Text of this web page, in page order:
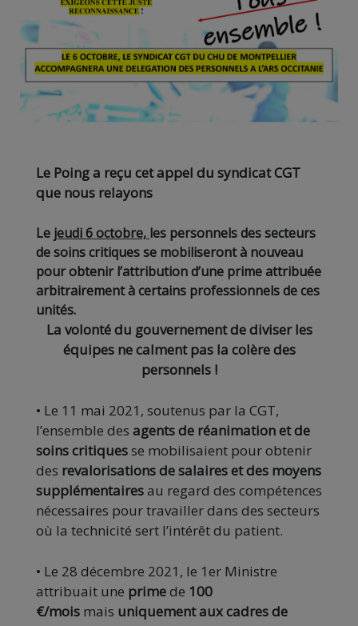
Le Poing a reçu cet appel du syndicat CGT
que nous relayons
Le jeudi 6 octobre, les personnels des secteurs
de soins critiques se mobiliseront à nouveau
pour obtenir l’attribution d’une prime attribuée
arbitrairement à certains professionnels de ces
unités.
La volonté du gouvernement de diviser les
équipes ne calment pas la colère des
personnels !
• Le 11 mai 2021, soutenus par la CGT,
l’ensemble des agents de réanimation et de
soins critiquesse mobilisaient pour obtenir
des revalorisations de salaires et des moyens
supplémentairesau regard des compétences
nécessaires pour travailler dans des secteurs
où la technicité sert l’intérêt du patient.
• Le 28 décembre 2021, le 1er Ministre
attribuait une primede 100
€/mois mais uniquement aux cadres de